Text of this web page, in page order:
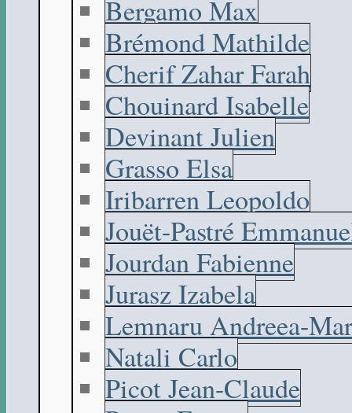
Bergamo Max
Brémond Mathilde
Cherif Zahar Farah
Chouinard Isabelle
Devinant Julien
Grasso Elsa
Iribarren Leopoldo
Jouët-Pastré
Jourdan Fabienne
Jurasz Izabela
Lemnaru Andreea-
Natali Carlo
Picot Jean-Claude